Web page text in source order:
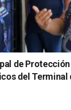
de
del Terminal